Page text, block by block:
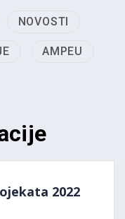
NOVOSTI
AMPEU
2022